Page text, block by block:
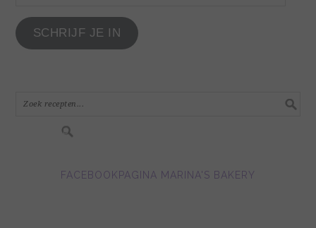
je
e-
SCHRIJF JE IN
FACEBOOKPAGINA MARINA'S BAKERY